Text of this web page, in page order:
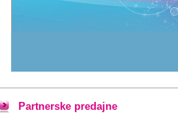
Partnerske predajne